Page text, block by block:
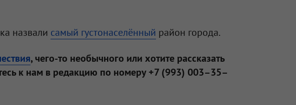
назвали самый густонаселённый район города.
, чего-то необычного или хотите рассказать
к нам в редакцию по номеру +7 (993) 003–35–